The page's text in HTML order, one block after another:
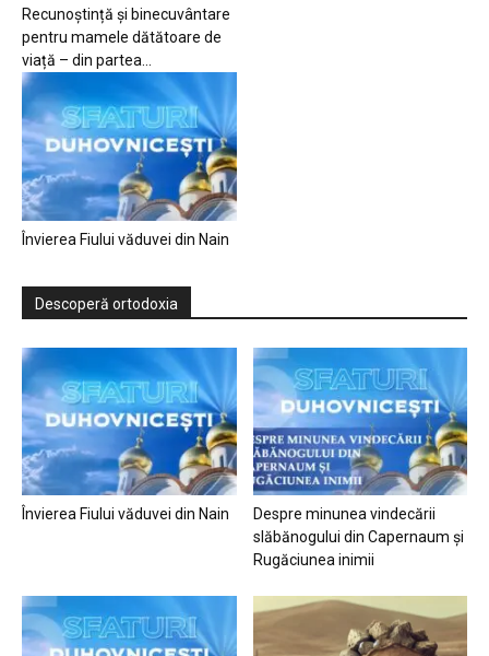
Recunoștință și binecuvântare
pentru mamele dătătoare de
viață – din partea...
Învierea Fiului văduvei din Nain
Descoperă ortodoxia
Învierea Fiului văduvei din Nain
Despre minunea vindecării
slăbănogului din Capernaum și
Rugăciunea inimii